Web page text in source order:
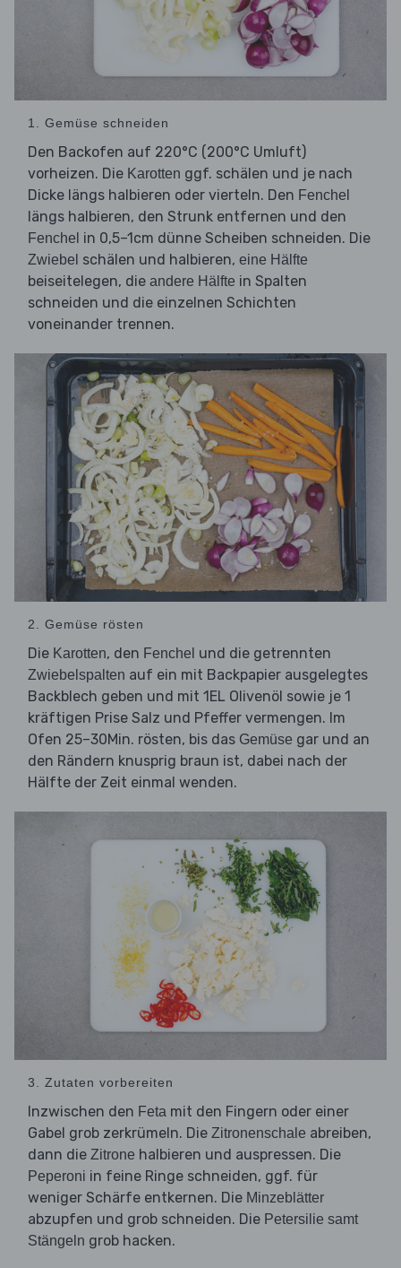
1. Gemüse schneiden
Den Backofen auf 220°C (200°C Umluft)
vorheizen. Die Karotten ggf. schälen und je nach
Dicke längs halbieren oder vierteln. Den Fenchel
längs halbieren, den Strunk entfernen und den
Fenchel in 0,5–1cm dünne Scheiben schneiden. Die
Zwiebel schälen und halbieren, eine Hälfte
beiseitelegen, die andere Hälfte in Spalten
schneiden und die einzelnen Schichten
voneinander trennen.
2. Gemüse rösten
Die Karotten, den Fenchel und die getrennten
Zwiebelspalten auf ein mit Backpapier ausgelegtes
Backblech geben und mit 1EL Olivenöl sowie je 1
kräftigen Prise Salz und Pfeffer vermengen. Im
Ofen 25–30Min. rösten, bis das Gemüse gar und an
den Rändern knusprig braun ist, dabei nach der
Hälfte der Zeit einmal wenden.
3. Zutaten vorbereiten
Inzwischen den Feta mit den Fingern oder einer
Gabel grob zerkrümeln. Die Zitronenschale abreiben,
dann die Zitrone halbieren und auspressen. Die
Peperoni in feine Ringe schneiden, ggf. für
weniger Schärfe entkernen. Die Minzeblätter
abzupfen und grob schneiden. Die Petersilie samt
Stängeln grob hacken.